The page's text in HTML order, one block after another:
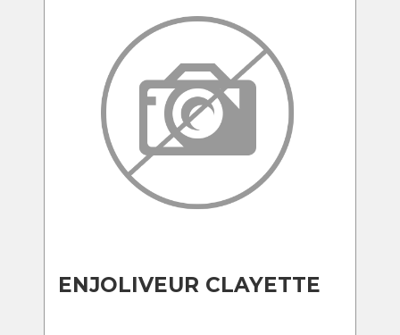
ENJOLIVEUR CLAYETTE